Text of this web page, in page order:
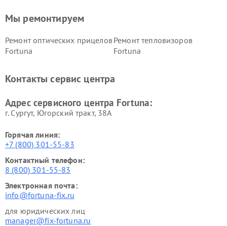
Мы ремонтируем
Ремонт оптических прицелов
Fortuna
Ремонт тепловизоров
Fortuna
Контакты сервис центра
Адрес сервисного центра Fortuna:
г. Сургут, Югорский тракт, 38А
Горячая линия:
+7 (800) 301-55-83
Контактный телефон:
8 (800) 301-55-83
Электронная почта:
info@fortuna-fix.ru
для юридических лиц
manager@fix-fortuna.ru